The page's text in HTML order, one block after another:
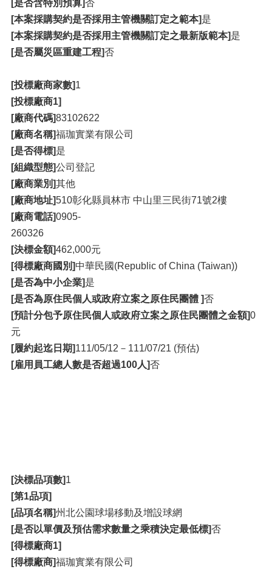
[是否含特別預算] 否
[本案採購契約是否採用主管機關訂定之範本]是
[本案採購契約是否採用主管機關訂定之最新版範本]是
[是否屬災區重建工程]否
[投標廠商家數]1
[投標廠商1]
[廠商代碼]83102622
[廠商名稱]福珈實業有限公司
[是否得標]是
[組織型態]公司登記
[廠商業別]其他
[廠商地址]510彰化縣員林市 中山里三民街71號2樓
[廠商電話]0905-
260326
[決標金額]462,000元
[得標廠商國別]中華民國(Republic of China (Taiwan))
[是否為中小企業]是
[是否為原住民個人或政府立案之原住民團體 ]否
[預計分包予原住民個人或政府立案之原住民團體之金額]0
元
[履約起迄日期]111/05/12－111/07/21 (預估)
[雇用員工總人數是否超過100人]否
[決標品項數]1
[第1品項]
[品項名稱]州北公園球場移動及增設球網
[是否以單價及預估需求數量之乘積決定最低標]否
[得標廠商1]
[得標廠商]福珈實業有限公司